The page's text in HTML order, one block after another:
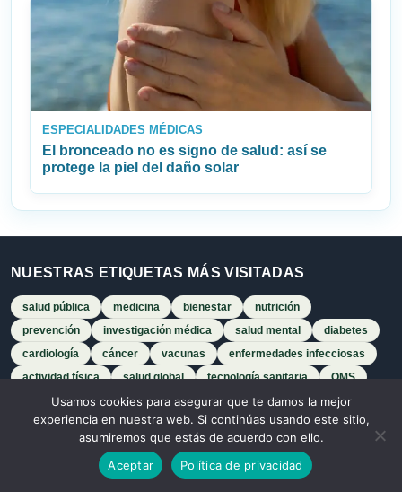
ESPECIALIDADES MÉDICAS
El bronceado no es signo de salud: así se
protege la piel del daño solar
NUESTRAS ETIQUETAS MÁS VISITADAS
salud pública medicina bienestar
nutrición
prevención
investigación médica salud mental
diabetes
cardiología
cáncer vacunas
enfermedades infecciosas
actividad física
salud global tecnología sanitaria
OMS
hábitos saludables
epidemiología
diagnóstico
tratamientos
salud cardiovascular
alimentación saludable
prevención sanitaria
Usamos cookies para asegurar que te damos la mejor
experiencia en nuestra web. Si continúas usando este sitio,
asumiremos que estás de acuerdo con ello.
Aceptar
Política de privacidad